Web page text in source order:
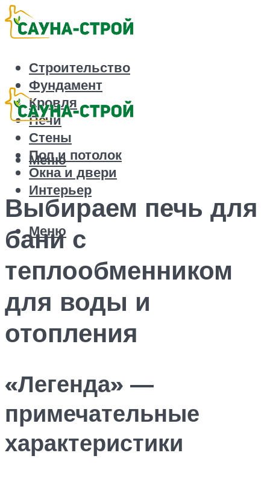
Строительство
Фундамент
Кровля
Печи
Стены
Пол и потолок
Окна и двери
Интерьер
Меню
Меню
Выбираем печь для
бани с
теплообменником
для воды и
отопления
«Легенда» —
примечательные
характеристики